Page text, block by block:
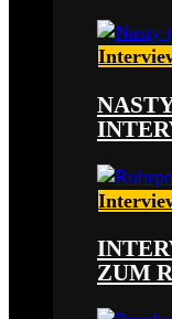
ZUM